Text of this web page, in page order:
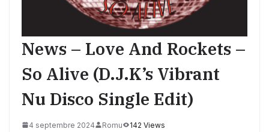
News – Love And Rockets –
So Alive (D.J.K’s Vibrant
Nu Disco Single Edit)
4 septembre 2024 Romu 142 Views